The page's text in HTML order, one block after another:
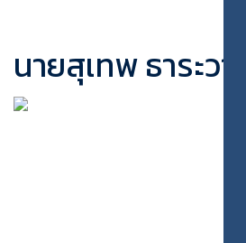
นายสุเทพ ธาระวาส